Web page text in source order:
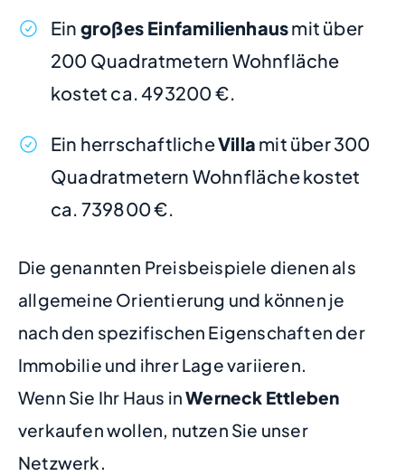
Ein großes Einfamilienhausmit über
200 Quadratmetern Wohnfläche
kostet ca. 493200 €.
Ein herrschaftlicheVilla mit über 300
Quadratmetern Wohnfläche kostet
ca. 739800 €.
Die genannten Preisbeispiele dienen als
allgemeine Orientierung und können je
nach den spezifischen Eigenschaften der
Immobilie und ihrer Lage variieren.
Wenn Sie Ihr Haus inWerneck Ettleben
verkaufen wollen, nutzen Sie unser
Netzwerk.